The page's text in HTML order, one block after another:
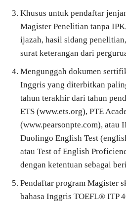
Khusus untuk pendaftar
Magister Penelitian tanpa
ijazah, hasil sidang
surat keterangan dari
Mengunggah dokumen
Inggris yang diterbitkan
tahun terakhir dari tahun
ETS (www.ets.org), PTE
(www.pearsonpte.com), atau
Duolingo English Test
atau Test of English
dengan ketentuan sebagai
Pendaftar program Magister
bahasa Inggris TOEFL® ITP